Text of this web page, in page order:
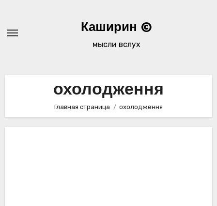
содержимому
Каширин ©
мысли вслух
охолодження
Главная страница охолодження